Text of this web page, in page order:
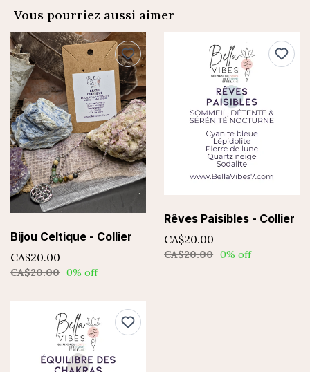
Vous pourriez aussi aimer
Bijou Celtique - Collier
CA$20.00
CA$20.00 0% off
Rêves Paisibles - Collier
CA$20.00
CA$20.00 0% off